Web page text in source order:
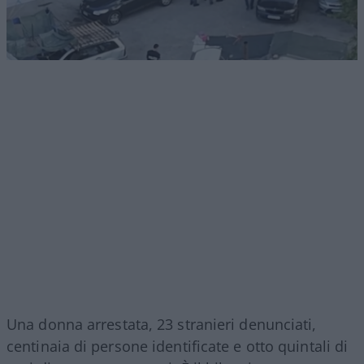
Una donna arrestata, 23 stranieri denunciati,
centinaia di persone identificate e otto quintali di